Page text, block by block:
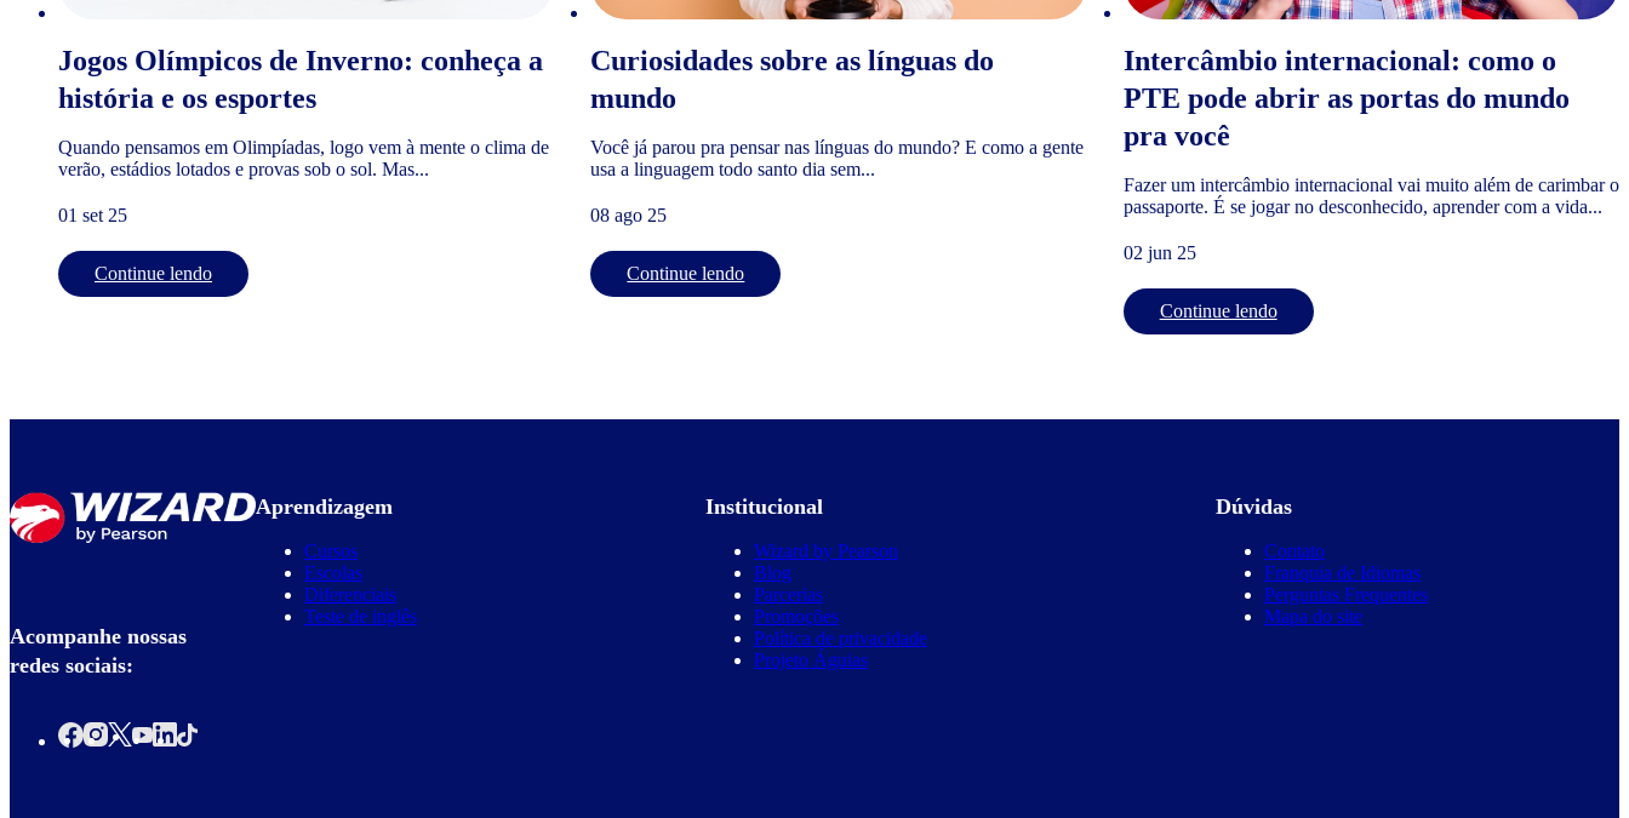
Jogos Olímpicos de Inverno: conheça a
história e os esportes
Quando pensamos em Olimpíadas, logo vem à mente o clima de
verão, estádios lotados e provas sob o sol. Mas...
01 set 25
Continue lendo
Curiosidades sobre as línguas do
mundo
Você já parou pra pensar nas línguas do mundo? E como a gente
usa a linguagem todo santo dia sem...
08 ago 25
Continue lendo
Intercâmbio internacional: como o
PTE pode abrir as portas do mundo
pra você
Fazer um intercâmbio internacional vai muito além de carimbar o
passaporte. É se jogar no desconhecido, aprender com a vida...
02 jun 25
Continue lendo
Acompanhe nossas
redes sociais:
Aprendizagem
Cursos
Escolas
Diferenciais
Teste de inglês
Institucional
Wizard by Pearson
Blog
Parcerias
Promoções
Política de privacidade
Projeto Águias
Dúvidas
Contato
Franquia de Idiomas
Perguntas Frequentes
Mapa do site